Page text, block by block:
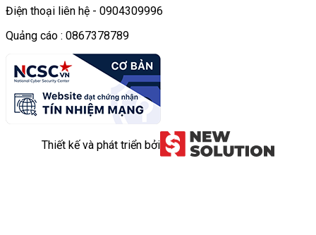
Điện thoại liên hệ - 0904309996
Quảng cáo : 0867378789
Thiết kế và phát triển bởi